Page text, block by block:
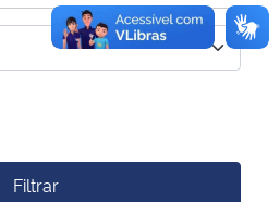
Filtrar